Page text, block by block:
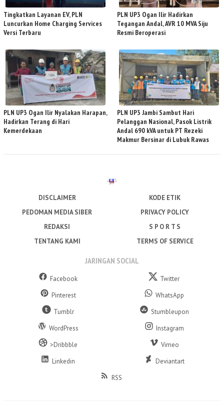
Tingkatkan Layanan EV, PLN
Luncurkan Home Charging Services
Versi Terbaru
PLN UP3 Ogan Ilir Hadirkan
Tegangan Andal, AVR 10 MVA Siju
Resmi Beroperasi
PLN UP3 Ogan Ilir Nyalakan Harapan,
Hadirkan Terang di Hari
Kemerdekaan
PLN UP3 Jambi Sambut Hari
Pelanggan Nasional, Pasok Listrik
Andal 690 kVA untuk PT Rezeki
Makmur Bersinar di Lubuk Rawas
DISCLAIMER
KODE ETIK
PEDOMAN MEDIA SIBER
PRIVACY POLICY
REDAKSI
S P O R T S
TENTANG KAMI
TERMS OF SERVICE
JARINGAN SOCIAL
Facebook
Twitter
Pinterest
WhatsApp
Tumblr
Stumbleupon
WordPress
Instagram
>Dribbble
Vimeo
Linkedin
Deviantart
RSS